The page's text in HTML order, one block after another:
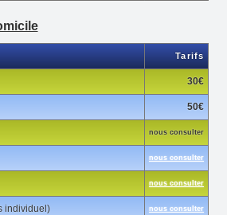
Tarifs
30€
50€
nous consulter
nous consulter
nous consulter
individuel) nous consulter